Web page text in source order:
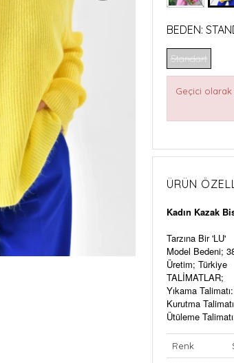
BEDEN:
Standart
Geçici olarak
ÜRÜN
Kadın Kazak
Tarzına Bir 'LU'
Model Bedeni;
Üretim; Türkiye
TALİMATLAR;
Yıkama
Kurutma
Ütüleme
Renk